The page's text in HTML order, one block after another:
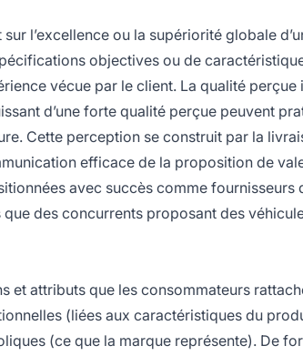
l’excellence ou la supériorité globale
objectives ou de
vécue par le client. La qualité perçue
d’une forte qualité perçue peuvent
Cette perception se construit par la
efficace de la proposition de
avec succès comme fournisseurs
des concurrents proposant des
et attributs que les consommateurs
(liées aux caractéristiques du
(ce que la marque représente). De